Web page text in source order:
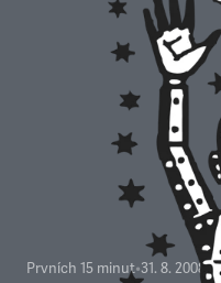
Prvních 15 minut•31. 8. 2008•4